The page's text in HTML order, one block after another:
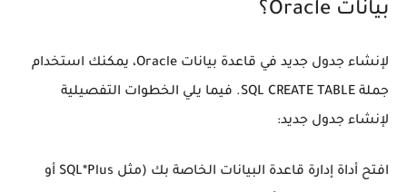
بيانات Oracle؟
لإنشاء جدول جديد في قاعدة بيانات Oracle، يمكنك استخدام
جملة SQL CREATE TABLE. فيما يلي الخطوات التفصيلية
لإنشاء جدول جديد:
افتح أداة إدارة قاعدة البيانات الخاصة بك (مثل SQL*Plus أو